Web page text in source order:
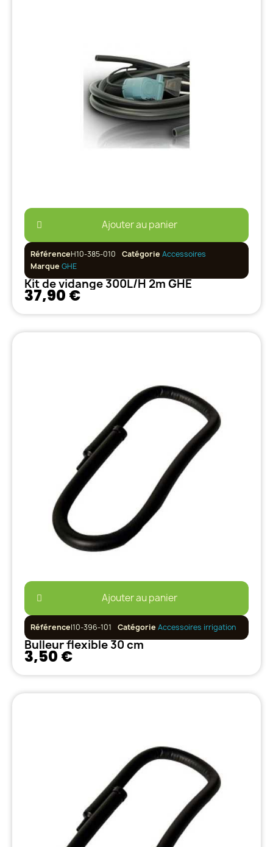
Ajouter au panier
RéférenceH10-385-010 Catégorie Accessoires
Marque GHE
Kit de vidange 300L/H 2m GHE
37,90 €
Ajouter au panier
RéférenceI10-396-101 Catégorie Accessoires irrigation
Bulleur flexible 30 cm
3,50 €